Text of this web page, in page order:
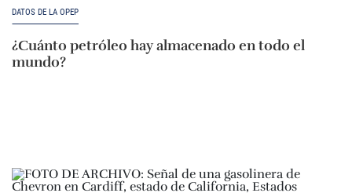
DATOS DE LA OPEP
¿Cuánto petróleo hay almacenado en todo el
mundo?